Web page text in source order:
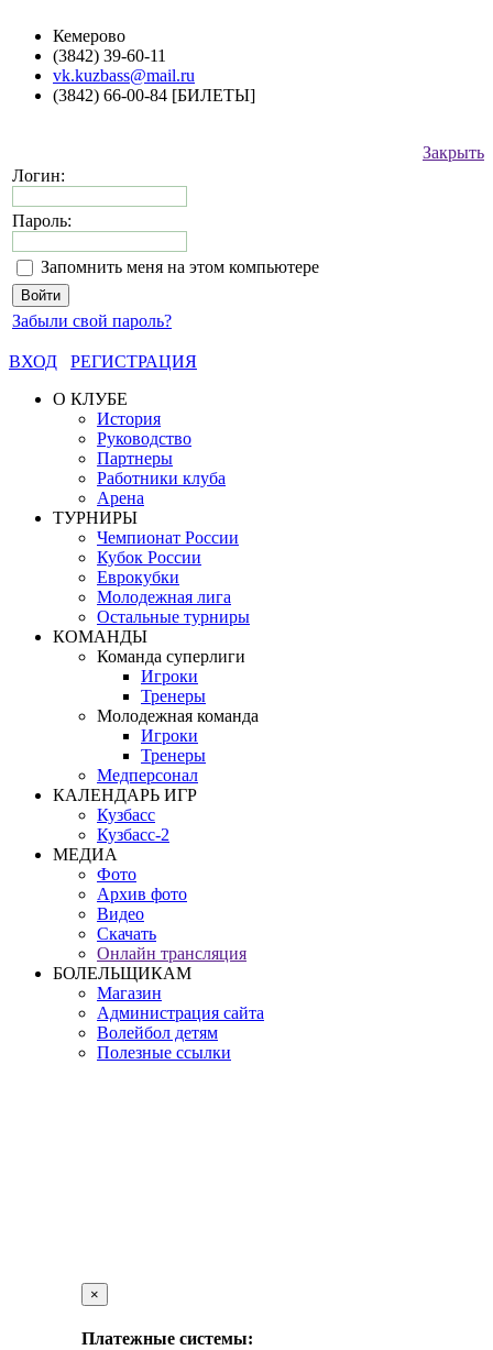
Кемерово
(3842) 39-60-11
vk.kuzbass@mail.ru
(3842) 66-00-84 [БИЛЕТЫ]
Закрыть
Логин:
Пароль:
Запомнить меня на этом компьютере
Забыли свой пароль?
ВХОД
РЕГИСТРАЦИЯ
О КЛУБЕ
История
Руководство
Партнеры
Работники клуба
Арена
ТУРНИРЫ
Чемпионат России
Кубок России
Еврокубки
Молодежная лига
Остальные турниры
КОМАНДЫ
Команда суперлиги
Игроки
Тренеры
Молодежная команда
Игроки
Тренеры
Медперсонал
КАЛЕНДАРЬ ИГР
Кузбасс
Кузбасс-2
МЕДИА
Фото
Архив фото
Видео
Скачать
Онлайн трансляция
БОЛЕЛЬЩИКАМ
Магазин
Администрация сайта
Волейбол детям
Полезные ссылки
×
Платежные системы: